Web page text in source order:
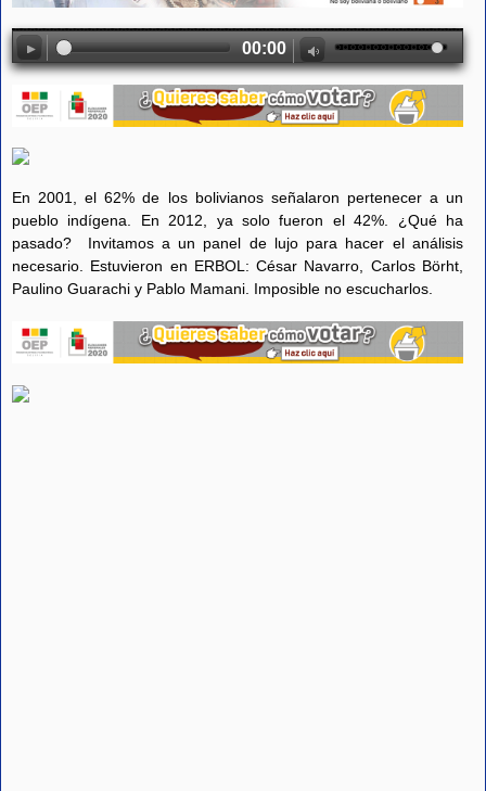
00:00
En 2001, el 62% de los bolivianos señalaron pertenecer a un
pueblo indígena. En 2012, ya solo fueron el 42%. ¿Qué ha
pasado? Invitamos a un panel de lujo para hacer el análisis
necesario. Estuvieron en ERBOL: César Navarro, Carlos Börht,
Paulino Guarachi y Pablo Mamani. Imposible no escucharlos.